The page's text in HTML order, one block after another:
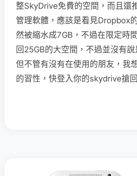
整SkyDrive免費的空間，而且還
管理軟體，應該是看見Dropbox
然被縮水成7GB，不過在限定時
回25GB的大空間，不過並沒有說
但不管有沒有在使用的朋友，我
的習性，快登入你的skydrive搶